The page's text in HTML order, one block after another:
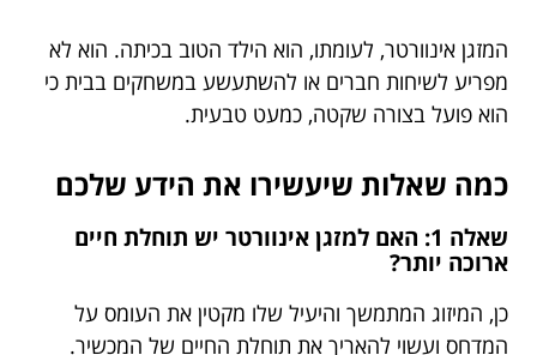
המזגן אינוורטר, לעומתו, הוא הילד הטוב בכיתה. הוא לא
מפריע לשיחות חברים או להשתעשע במשחקים בבית כי
הוא פועל בצורה שקטה, כמעט טבעית.
כמה שאלות שיעשירו את הידע שלכם
שאלה 1: האם למזגן אינוורטר יש תוחלת חיים
ארוכה יותר?
כן, המיזוג המתמשך והיעיל שלו מקטין את העומס על
המדחס ועשוי להאריך את תוחלת החיים של המכשיר.